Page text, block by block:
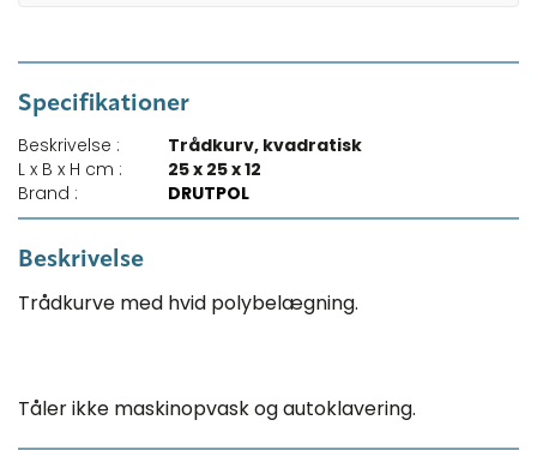
Specifikationer
Beskrivelse :
Trådkurv, kvadratisk
L x B x H cm :
25 x 25 x 12
Brand :
DRUTPOL
Beskrivelse
Trådkurve med hvid polybelægning.
Tåler ikke maskinopvask og autoklavering.